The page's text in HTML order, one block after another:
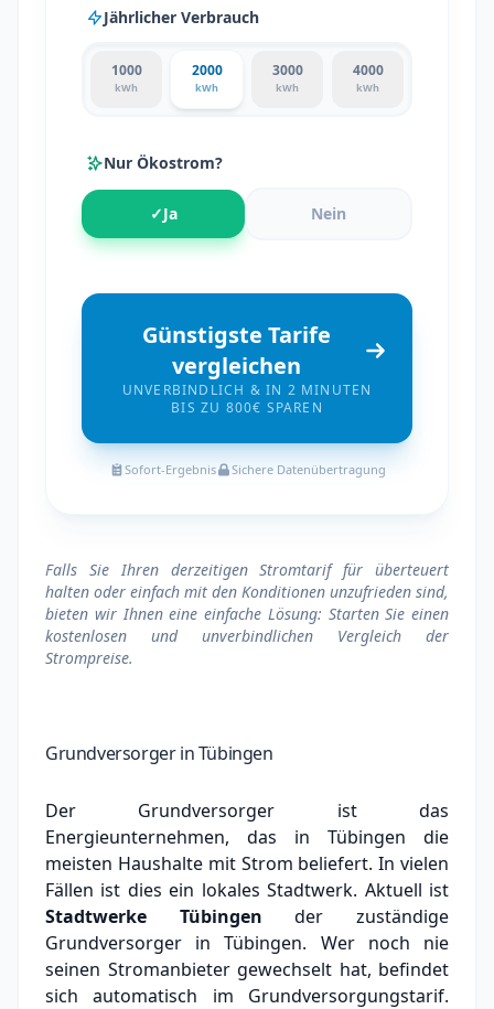
Jährlicher Verbrauch
1000
kWh
2000
kWh
3000
kWh
4000
kWh
Nur Ökostrom?
✓Ja Nein
Günstigste Tarife
vergleichen
UNVERBINDLICH & IN 2 MINUTEN
BIS ZU 800€ SPAREN
Sofort-Ergebnis Sichere Datenübertragung
Falls Sie Ihren derzeitigen Stromtarif für überteuert
halten oder einfach mit den Konditionen unzufrieden sind,
bieten wir Ihnen eine einfache Lösung: Starten Sie einen
kostenlosen und unverbindlichen Vergleich der
Strompreise.
Grundversorger in Tübingen
Der Grundversorger ist das
Energieunternehmen, das in Tübingen die
meisten Haushalte mit Strom beliefert. In vielen
Fällen ist dies ein lokales Stadtwerk. Aktuell ist
Stadtwerke Tübingen der zuständige
Grundversorger in Tübingen. Wer noch nie
seinen Stromanbieter gewechselt hat, befindet
sich automatisch im Grundversorgungstarif.